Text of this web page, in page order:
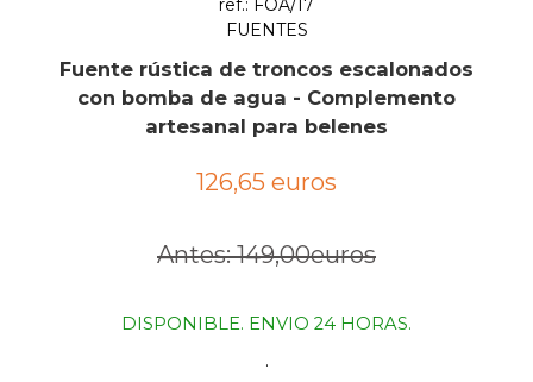
ref.: FOA/17
FUENTES
Fuente rústica de troncos escalonados
con bomba de agua - Complemento
artesanal para belenes
126,65 euros
Antes: 149,00euros
DISPONIBLE. ENVIO 24 HORAS.
.